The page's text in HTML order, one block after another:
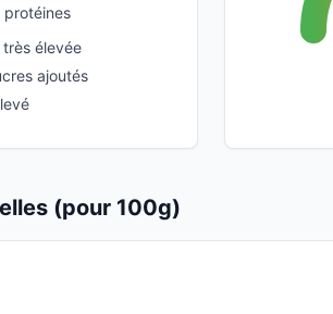
protéines
élevée
ajoutés
(pour 100g)